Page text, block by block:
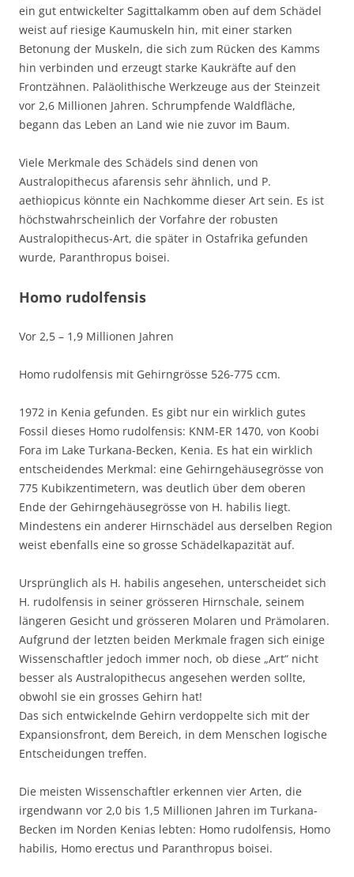
ein gut entwickelter Sagittalkamm oben auf dem Schädel
weist auf riesige Kaumuskeln hin, mit einer starken
Betonung der Muskeln, die sich zum Rücken des Kamms
hin verbinden und erzeugt starke Kaukräfte auf den
Frontzähnen. Paläolithische Werkzeuge aus der Steinzeit
vor 2,6 Millionen Jahren. Schrumpfende Waldfläche,
begann das Leben an Land wie nie zuvor im Baum.
Viele Merkmale des Schädels sind denen von
Australopithecus afarensis sehr ähnlich, und P.
aethiopicus könnte ein Nachkomme dieser Art sein. Es ist
höchstwahrscheinlich der Vorfahre der robusten
Australopithecus-Art, die später in Ostafrika gefunden
wurde, Paranthropus boisei.
Homo rudolfensis
Vor 2,5 – 1,9 Millionen Jahren
Homo rudolfensis mit Gehirngrösse 526-775 ccm.
1972 in Kenia gefunden. Es gibt nur ein wirklich gutes
Fossil dieses Homo rudolfensis: KNM-ER 1470, von Koobi
Fora im Lake Turkana-Becken, Kenia. Es hat ein wirklich
entscheidendes Merkmal: eine Gehirngehäusegrösse von
775 Kubikzentimetern, was deutlich über dem oberen
Ende der Gehirngehäusegrösse von H. habilis liegt.
Mindestens ein anderer Hirnschädel aus derselben Region
weist ebenfalls eine so grosse Schädelkapazität auf.
Ursprünglich als H. habilis angesehen, unterscheidet sich
H. rudolfensis in seiner grösseren Hirnschale, seinem
längeren Gesicht und grösseren Molaren und Prämolaren.
Aufgrund der letzten beiden Merkmale fragen sich einige
Wissenschaftler jedoch immer noch, ob diese „Art“ nicht
besser als Australopithecus angesehen werden sollte,
obwohl sie ein grosses Gehirn hat!
Das sich entwickelnde Gehirn verdoppelte sich mit der
Expansionsfront, dem Bereich, in dem Menschen logische
Entscheidungen treffen.
Die meisten Wissenschaftler erkennen vier Arten, die
irgendwann vor 2,0 bis 1,5 Millionen Jahren im Turkana-
Becken im Norden Kenias lebten: Homo rudolfensis, Homo
habilis, Homo erectus und Paranthropus boisei.